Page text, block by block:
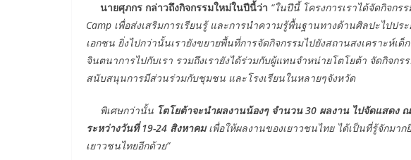
นายศุภกร กล่าวถึงกิจกรรมใหม่ในปีนี้ว่า “ในปีนี้ โครงการเราได้จัดกิจก
Camp เพื่อส่งเสริมการเรียนรู้ และการนำความรู้พื้นฐานทางด้านศิลปะไปปร
เอกชน ยิ่งไปกว่านั้นเรายังขยายพื้นที่การจัดกิจกรรมไปยังสถานสงเคราะห์เ
จินตนาการไปกับเรา รวมถึงเรายังได้ร่วมกับผู้แทนจำหน่ายโตโยต้า จัดกิจก
สนับสนุนการมีส่วนร่วมกับชุมชน และโรงเรียนในหลายๆจังหวัด
พิเศษกว่านั้น โตโยต้าจะนำผลงานน้องๆ จำนวน 30 ผลงาน ไปจัดแสดง
ระหว่างวันที่ 19-24 สิงหาคมเพื่อให้ผลงานของเยาวชนไทย ได้เป็นที่รู้จักมา
เยาวชนไทยอีกด้วย”